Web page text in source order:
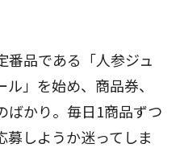
番品である「人参ジュ
」を始め、商品券、
ばかり。毎日1商品ずつ
募しようか迷ってしま